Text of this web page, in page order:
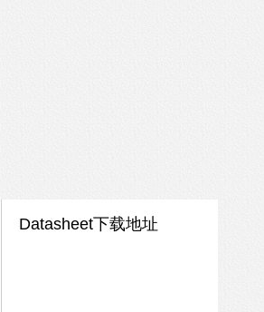
Datasheet下载地址